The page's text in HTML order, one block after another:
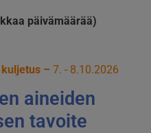
päivämäärää)
– 7. - 8.10.2026
aineiden
tavoite